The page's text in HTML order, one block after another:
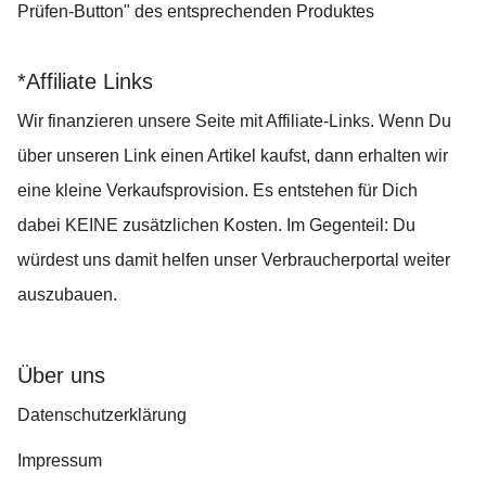
Prüfen-Button" des entsprechenden Produktes
*Affiliate Links
Wir finanzieren unsere Seite mit Affiliate-Links. Wenn Du
über unseren Link einen Artikel kaufst, dann erhalten wir
eine kleine Verkaufsprovision. Es entstehen für Dich
dabei KEINE zusätzlichen Kosten. Im Gegenteil: Du
würdest uns damit helfen unser Verbraucherportal weiter
auszubauen.
Über uns
Datenschutzerklärung
Impressum